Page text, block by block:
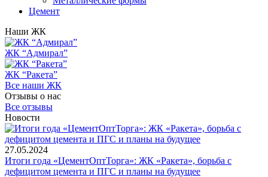
Цемент
Наши ЖК
ЖК “Адмирал”
ЖК “Ракета”
Все наши ЖК
Отзывы о нас
Все отзывы
Новости
27.05.2024
Итоги года «ЦементОптТорга»: ЖК «Ракета», борьба с
дефицитом цемента и ПГС и планы на будущее